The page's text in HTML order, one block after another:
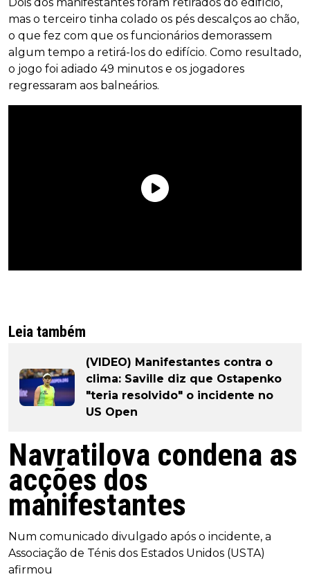
mas o terceiro tinha colado os pés descalços ao chão,
o que fez com que os funcionários demorassem
algum tempo a retirá-los do edifício. Como resultado,
o jogo foi adiado 49 minutos e os jogadores
regressaram aos balneários.
Leia também
(VIDEO) Manifestantes contra o
clima: Saville diz que Ostapenko
"teria resolvido" o incidente no
US Open
Navratilova condena as
acções dos
manifestantes
Num comunicado divulgado após o incidente, a
Associação de Ténis dos Estados Unidos (USTA)
afirmou